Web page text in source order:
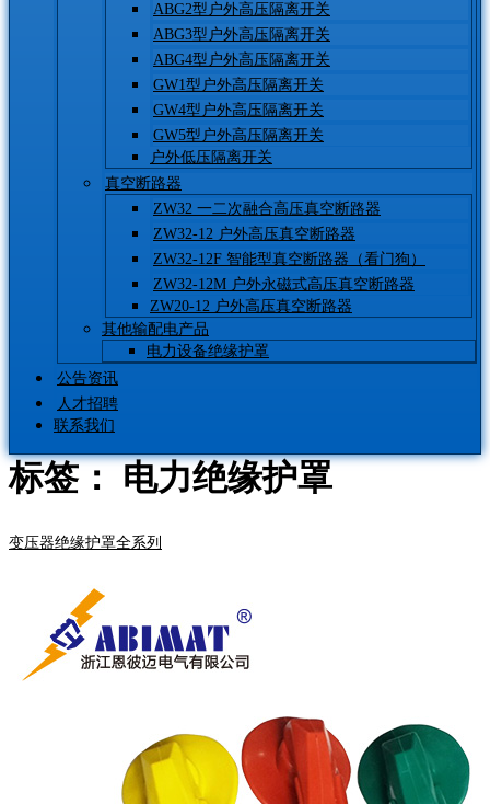
ABG2型户外高压隔离开关
ABG3型户外高压隔离开关
ABG4型户外高压隔离开关
GW1型户外高压隔离开关
GW4型户外高压隔离开关
GW5型户外高压隔离开关
户外低压隔离开关
真空断路器
ZW32 一二次融合高压真空断路器
ZW32-12 户外高压真空断路器
ZW32-12F 智能型真空断路器（看门狗）
ZW32-12M 户外永磁式高压真空断路器
ZW20-12 户外高压真空断路器
其他输配电产品
电力设备绝缘护罩
公告资讯
人才招聘
联系我们
标签： 电力绝缘护罩
变压器绝缘护罩全系列